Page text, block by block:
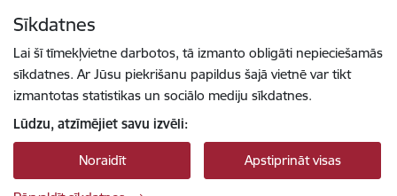
Sīkdatnes
Lai šī tīmekļvietne darbotos, tā izmanto obligāti nepieciešamās
sīkdatnes. Ar Jūsu piekrišanu papildus šajā vietnē var tikt
izmantotas statistikas un sociālo mediju sīkdatnes.
Lūdzu, atzīmējiet savu izvēli:
Noraidīt Apstiprināt visas